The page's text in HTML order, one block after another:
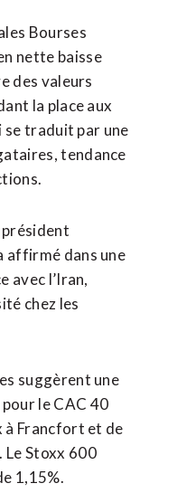
Bourses
nette baisse
des valeurs
la place aux
traduit par une
tendance
affirmé dans une
avec l’Iran,
chez les
suggèrent une
le CAC 40
à Francfort et de
Le Stoxx 600
1,15%.